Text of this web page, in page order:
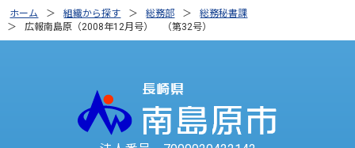
ホーム 組織から探す 総務部
総務秘書課
広報南島原（2008年12月号） （第32号）